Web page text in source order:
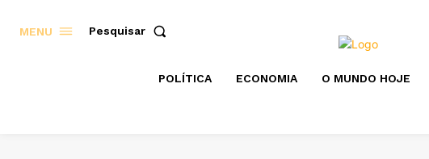
MENU Pesquisar
POLÍTICA ECONOMIA O MUNDO HOJE